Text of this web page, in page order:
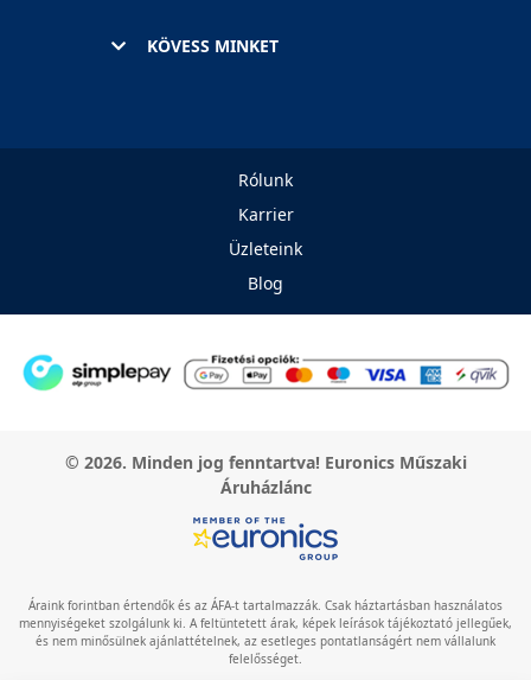
KÖVESS MINKET
Rólunk
Karrier
Üzleteink
Blog
© 2026. Minden jog fenntartva! Euronics Műszaki
Áruházlánc
Áraink forintban értendők és az ÁFA-t tartalmazzák. Csak háztartásban használatos
mennyiségeket szolgálunk ki. A feltüntetett árak, képek leírások tájékoztató jellegűek,
és nem minősülnek ajánlattételnek, az esetleges pontatlanságért nem vállalunk
felelősséget.